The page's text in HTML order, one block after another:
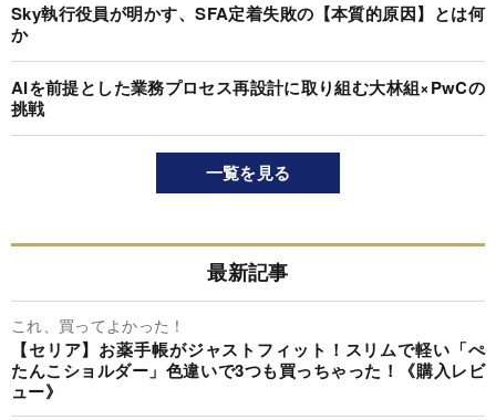
Sky執行役員が明かす、SFA定着失敗の【本質的原因】とは何
か
AIを前提とした業務プロセス再設計に取り組む大林組×PwCの
挑戦
一覧を見る
最新記事
これ、買ってよかった！
【セリア】お薬手帳がジャストフィット！スリムで軽い「ぺ
たんこショルダー」色違いで3つも買っちゃった！《購入レビ
ュー》